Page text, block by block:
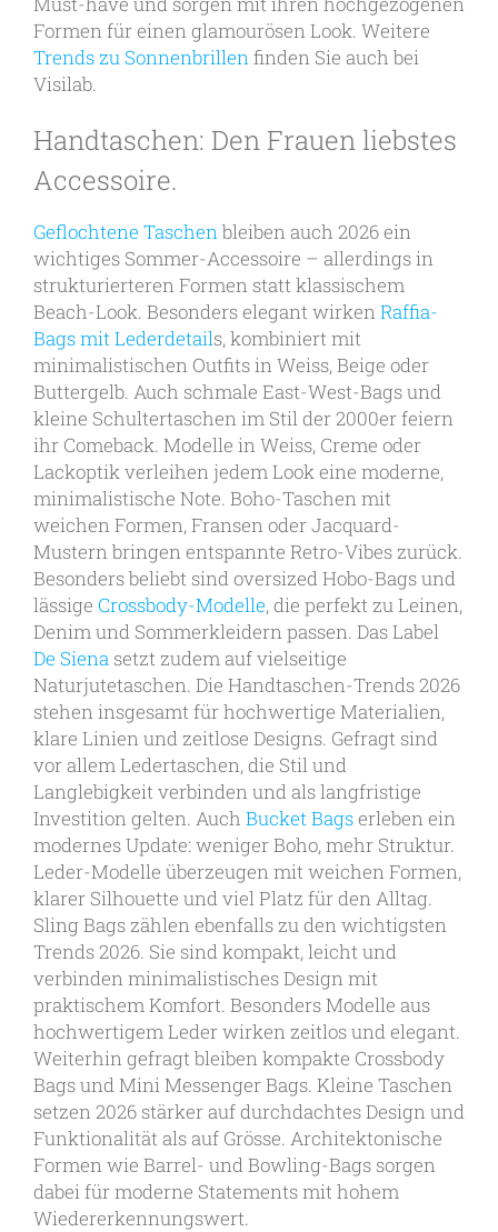
Formen für einen glamourösen Look. Weitere
Trends zu Sonnenbrillenfinden Sie auch bei
Visilab.
Handtaschen: Den Frauen liebstes
Accessoire.
Geflochtene Taschenbleiben auch 2026 ein
wichtiges Sommer-Accessoire – allerdings in
strukturierteren Formen statt klassischem
Beach-Look. Besonders elegant wirkenRaffia-
Bags mit Lederdetails, kombiniert mit
minimalistischen Outfits in Weiss, Beige oder
Buttergelb. Auch schmale East-West-Bags und
kleine Schultertaschen im Stil der 2000er feiern
ihr Comeback. Modelle in Weiss, Creme oder
Lackoptik verleihen jedem Look eine moderne,
minimalistische Note. Boho-Taschen mit
weichen Formen, Fransen oder Jacquard-
Mustern bringen entspannte Retro-Vibes zurück.
Besonders beliebt sind oversized Hobo-Bags und
lässige Crossbody-Modelle, die perfekt zu Leinen,
Denim und Sommerkleidern passen. Das Label
De Siena setzt zudem auf vielseitige
Naturjutetaschen. Die Handtaschen-Trends 2026
stehen insgesamt für hochwertige Materialien,
klare Linien und zeitlose Designs. Gefragt sind
vor allem Ledertaschen, die Stil und
Langlebigkeit verbinden und als langfristige
Investition gelten. Auch Bucket Bagserleben ein
modernes Update: weniger Boho, mehr Struktur.
Leder-Modelle überzeugen mit weichen Formen,
klarer Silhouette und viel Platz für den Alltag.
Sling Bags zählen ebenfalls zu den wichtigsten
Trends 2026. Sie sind kompakt, leicht und
verbinden minimalistisches Design mit
praktischem Komfort. Besonders Modelle aus
hochwertigem Leder wirken zeitlos und elegant.
Weiterhin gefragt bleiben kompakte Crossbody
Bags und Mini Messenger Bags. Kleine Taschen
setzen 2026 stärker auf durchdachtes Design und
Funktionalität als auf Grösse. Architektonische
Formen wie Barrel- und Bowling-Bags sorgen
dabei für moderne Statements mit hohem
Wiedererkennungswert.